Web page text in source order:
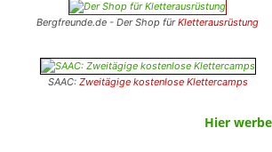
Bergfreunde.de - Der Shop fürKletterausrüstung
SAAC: Zweitägige kostenlose Klettercamps
Hier